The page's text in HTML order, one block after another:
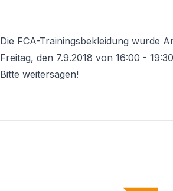
Die FCA-Trainingsbekleidung wurde
Freitag, den 7.9.2018 von 16:00 -
Bitte weitersagen!